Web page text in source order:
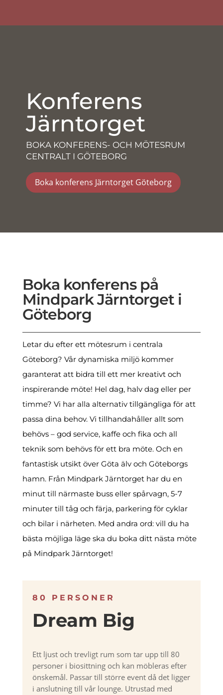
Konferens
Järntorget
BOKA KONFERENS- OCH MÖTESRUM
CENTRALT I GÖTEBORG
Boka konferens Järntorget Göteborg
Boka konferens på
Mindpark Järntorget i
Göteborg
Letar du efter ett mötesrum i centrala
Göteborg? Vår dynamiska miljö kommer
garanterat att bidra till ett mer kreativt och
inspirerande möte! Hel dag, halv dag eller per
timme? Vi har alla alternativ tillgängliga för att
passa dina behov. Vi tillhandahåller allt som
behövs – god service, kaffe och fika och all
teknik som behövs för ett bra möte. Och en
fantastisk utsikt över Göta älv och Göteborgs
hamn. Från Mindpark Järntorget har du en
minut till närmaste buss eller spårvagn, 5-7
minuter till tåg och färja, parkering för cyklar
och bilar i närheten. Med andra ord: vill du ha
bästa möjliga läge ska du boka ditt nästa möte
på Mindpark Järntorget!
80 PERSONER
Dream Big
Ett ljust och trevligt rum som tar upp till 80
personer i biosittning och kan möbleras efter
önskemål. Passar till större event då det ligger
i anslutning till vår lounge. Utrustad med